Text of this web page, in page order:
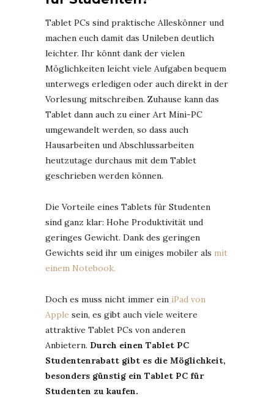
Tablet PCs sind praktische Alleskönner und
machen euch damit das Unileben deutlich
leichter. Ihr könnt dank der vielen
Möglichkeiten leicht viele Aufgaben bequem
unterwegs erledigen oder auch direkt in der
Vorlesung mitschreiben. Zuhause kann das
Tablet dann auch zu einer Art Mini-PC
umgewandelt werden, so dass auch
Hausarbeiten und Abschlussarbeiten
heutzutage durchaus mit dem Tablet
geschrieben werden können.
Die Vorteile eines Tablets für Studenten
sind ganz klar: Hohe Produktivität und
geringes Gewicht. Dank des geringen
Gewichts seid ihr um einiges mobiler als mit
einem Notebook.
Doch es muss nicht immer ein iPad von
Apple sein, es gibt auch viele weitere
attraktive Tablet PCs von anderen
Anbietern. Durch einen Tablet PC
Studentenrabatt gibt es die Möglichkeit,
besonders günstig ein Tablet PC für
Studenten zu kaufen.